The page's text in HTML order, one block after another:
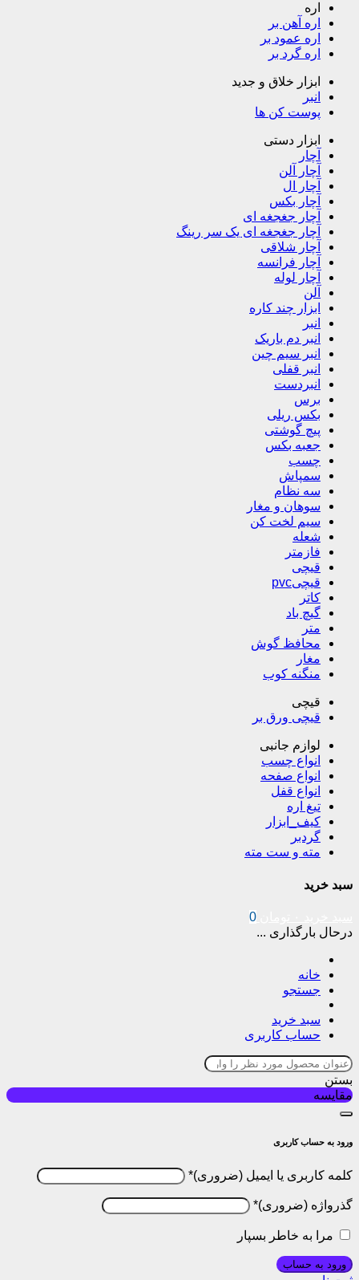
اره
اره آهن بر
اره عمود بر
اره گرد بر
ابزار خلاق و جدید
انبر
پوست کن ها
ابزار دستی
آچار
آچار آلن
آچار ال
آچار بکس
آچار جغجغه ای
آچار جغجغه ای یک سر رینگ
آچار شلاقی
آچار فرانسه
آچار لوله
آلن
ابزار چند کاره
انبر
انبر دم باریک
انبر سیم چین
انبر قفلی
انبردست
برس
بکس ریلی
پیچ گوشتی
جعبه بکس
چسب
سمپاش
سه نظام
سوهان و مغار
سیم لخت کن
شعله
فازمتر
قیچی
قیچیpvc
کاتر
گیچ باد
متر
محافظ گوش
مغار
منگنه کوب
قیچی
قیچی ورق بر
لوازم جانبی
انواع چسب
انواع صفحه
انواع قفل
تیغ اره
کیف_ابزار
گردبر
مته و ست مته
سبد خرید
0
درحال بارگذاری ...
خانه
جستجو
سبد خرید
حساب کاربری
بستن
مقایسه
ورود به حساب کاربری
کلمه کاربری یا ایمیل *
گذرواژه *
مرا به خاطر بسپار
ورود به حساب